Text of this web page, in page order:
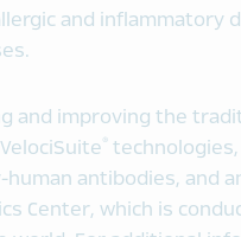
and inflammatory
and improving the
® technologies,
antibodies, and
Center, which is